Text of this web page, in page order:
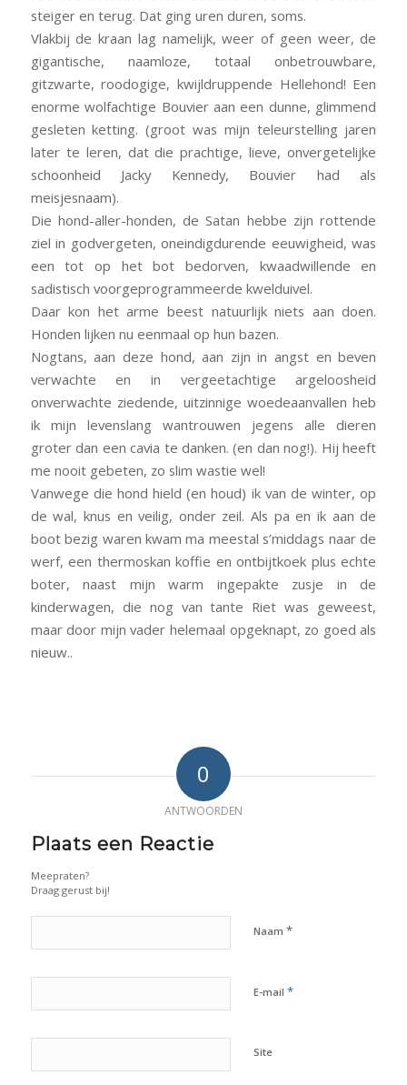
steiger en terug. Dat ging uren duren, soms.
Vlakbij de kraan lag namelijk, weer of geen weer, de
gigantische, naamloze, totaal onbetrouwbare,
gitzwarte, roodogige, kwijldruppende Hellehond! Een
enorme wolfachtige Bouvier aan een dunne, glimmend
gesleten ketting. (groot was mijn teleurstelling jaren
later te leren, dat die prachtige, lieve, onvergetelijke
schoonheid Jacky Kennedy, Bouvier had als
meisjesnaam).
Die hond-aller-honden, de Satan hebbe zijn rottende
ziel in godvergeten, oneindigdurende eeuwigheid, was
een tot op het bot bedorven, kwaadwillende en
sadistisch voorgeprogrammeerde kwelduivel.
Daar kon het arme beest natuurlijk niets aan doen.
Honden lijken nu eenmaal op hun bazen.
Nogtans, aan deze hond, aan zijn in angst en beven
verwachte en in vergeetachtige argeloosheid
onverwachte ziedende, uitzinnige woedeaanvallen heb
ik mijn levenslang wantrouwen jegens alle dieren
groter dan een cavia te danken. (en dan nog!). Hij heeft
me nooit gebeten, zo slim wastie wel!
Vanwege die hond hield (en houd) ik van de winter, op
de wal, knus en veilig, onder zeil. Als pa en ik aan de
boot bezig waren kwam ma meestal s’middags naar de
werf, een thermoskan koffie en ontbijtkoek plus echte
boter, naast mijn warm ingepakte zusje in de
kinderwagen, die nog van tante Riet was geweest,
maar door mijn vader helemaal opgeknapt, zo goed als
nieuw..
0
ANTWOORDEN
Plaats een Reactie
Meepraten?
Draag gerust bij!
Naam *
E-mail *
Site